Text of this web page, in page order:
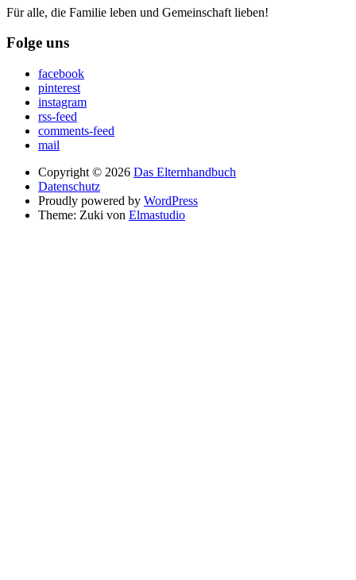
Für alle, die Familie leben und Gemeinschaft lieben!
Folge uns
facebook
pinterest
instagram
rss-feed
comments-feed
mail
Copyright © 2026 Das Elternhandbuch
Datenschutz
Proudly powered by WordPress
Theme: Zuki von Elmastudio